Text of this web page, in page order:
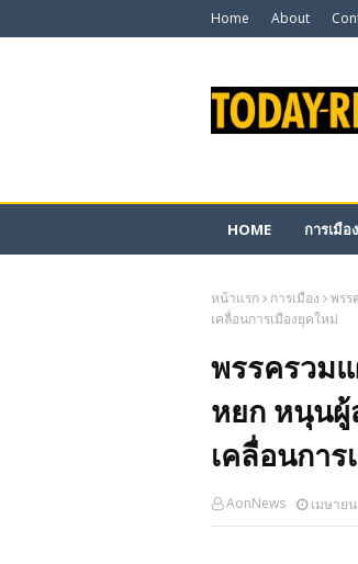
Home About
HOME การเมือง
หน้าแรก การเมือง
พรร
เคลื่อนการเมืองยุคใหม่
พรรครวม
หยก หนุนผู้
เคลื่อนการ
AonNews เมษาย